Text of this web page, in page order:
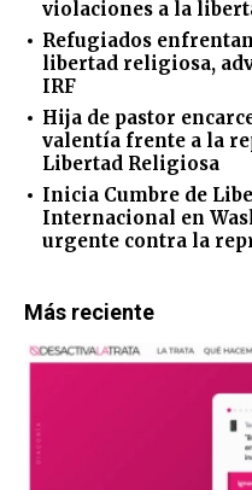
violaciones a la
Refugiados
libertad religiosa,
IRF
Hija de pastor
valentía frente a la
Libertad Religiosa
Inicia Cumbre de
Internacional en
urgente contra la
Más reciente